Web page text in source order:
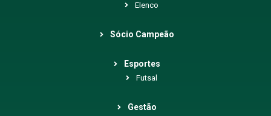
Elenco
Sócio Campeão
Esportes
Futsal
Gestão